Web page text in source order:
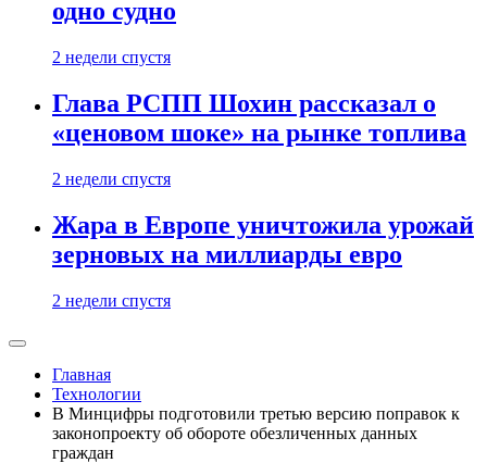
одно судно
2 недели спустя
Глава РСПП Шохин рассказал о
«ценовом шоке» на рынке топлива
2 недели спустя
Жара в Европе уничтожила урожай
зерновых на миллиарды евро
2 недели спустя
Главная
Технологии
В Минцифры подготовили третью версию поправок к
законопроекту об обороте обезличенных данных
граждан